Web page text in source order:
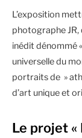
L’exposition
photographe
inédit dénommé
universelle du
portraits de »
d’art unique et
Le projet «